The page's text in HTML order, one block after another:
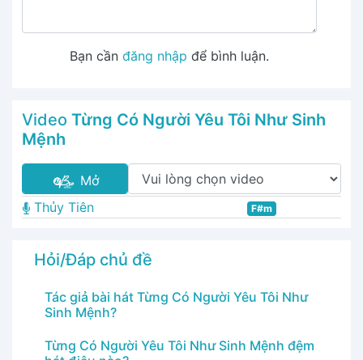
Bạn cần đăng nhập để bình luận.
Video Từng Có Người Yêu Tôi Như Sinh
Mệnh
Mở
Thủy Tiên
F#m
Hỏi/Đáp chủ đề
Tác giả bài hát Từng Có Người Yêu Tôi Như
Sinh Mệnh?
Từng Có Người Yêu Tôi Như Sinh Mệnh đệm